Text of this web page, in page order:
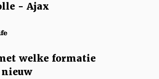
- Ajax
welke formatie